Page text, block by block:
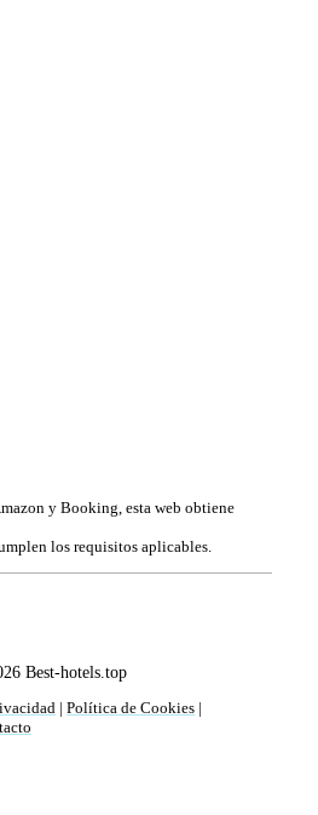
y Booking, esta web obtiene
los requisitos aplicables.
Best-hotels.top
| Política de Cookies |